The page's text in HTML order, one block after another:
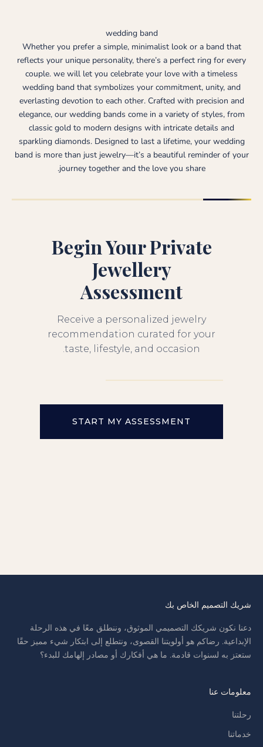
wedding band
Whether you prefer a simple, minimalist look or a band that
reflects your unique personality, there’s a perfect ring for every
couple. we will let you celebrate your love with a timeless
wedding band that symbolizes your commitment, unity, and
everlasting devotion to each other. Crafted with precision and
elegance, our wedding bands come in a variety of styles, from
classic gold to modern designs with intricate details and
sparkling diamonds. Designed to last a lifetime, your wedding
band is more than just jewelry—it’s a beautiful reminder of your
journey together and the love you share.
Begin Your Private
Jewellery
Assessment
Receive a personalized jewelry
recommendation curated for your
taste, lifestyle, and occasion.
START MY ASSESSMENT
شريك التصميم الخاص بك
دعنا نكون شريكك التصميمي الموثوق، وننطلق معًا في هذه الرحلة
الإبداعية. رضاكم هو أولويتنا القصوى، ونتطلع إلى ابتكار شيء مميز حقًا
ستعتز به لسنوات قادمة. ما هي أفكارك أو مصادر إلهامك للبدء؟
معلومات عنا
رحلتنا
خدماتنا